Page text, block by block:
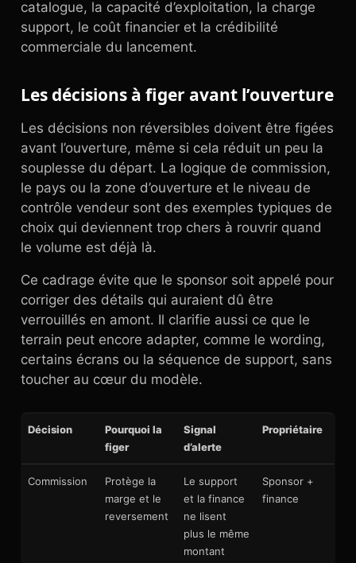
catalogue, la capacité d’exploitation, la charge
support, le coût financier et la crédibilité
commerciale du lancement.
Les décisions à figer avant l’ouverture
Les décisions non réversibles doivent être figées
avant l’ouverture, même si cela réduit un peu la
souplesse du départ. La logique de commission,
le pays ou la zone d’ouverture et le niveau de
contrôle vendeur sont des exemples typiques de
choix qui deviennent trop chers à rouvrir quand
le volume est déjà là.
Ce cadrage évite que le sponsor soit appelé pour
corriger des détails qui auraient dû être
verrouillés en amont. Il clarifie aussi ce que le
terrain peut encore adapter, comme le wording,
certains écrans ou la séquence de support, sans
toucher au cœur du modèle.
Décision
Pourquoi la
figer
Signal
d’alerte
Propriétaire
Commission
Protège la
marge et le
reversement
Le support
et la finance
ne lisent
plus le même
montant
Sponsor +
finance